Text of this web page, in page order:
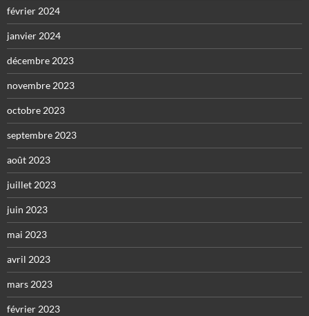
février 2024
janvier 2024
décembre 2023
novembre 2023
octobre 2023
septembre 2023
août 2023
juillet 2023
juin 2023
mai 2023
avril 2023
mars 2023
février 2023